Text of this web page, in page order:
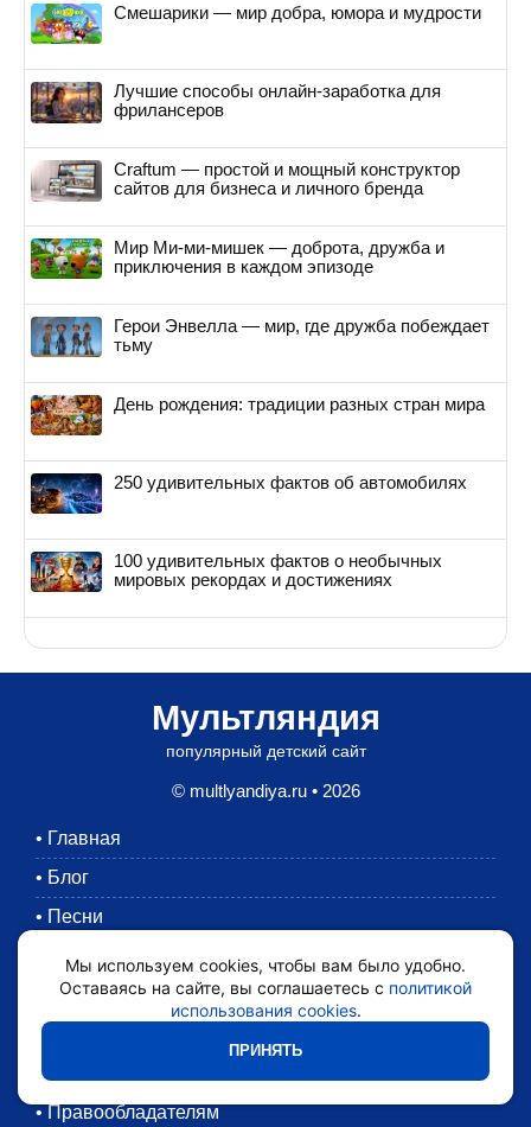
Смешарики — мир добра, юмора и мудрости
Лучшие способы онлайн-заработка для
фрилансеров
Craftum — простой и мощный конструктор
сайтов для бизнеса и личного бренда
Мир Ми-ми-мишек — доброта, дружба и
приключения в каждом эпизоде
Герои Энвелла — мир, где дружба побеждает
тьму
День рождения: традиции разных стран мира
250 удивительных фактов об автомобилях
100 удивительных фактов о необычных
мировых рекордах и достижениях
Мультляндия
популярный детский сайт
© multlyandiya.ru • 2026
• Главная
• Блог
• Песни
Раскраски
Картинки
•
•
• Правообладателям
Мы используем cookies, чтобы вам было удобно.
Оставаясь на сайте, вы соглашаетесь с политикой
использования cookies.
ПРИНЯТЬ